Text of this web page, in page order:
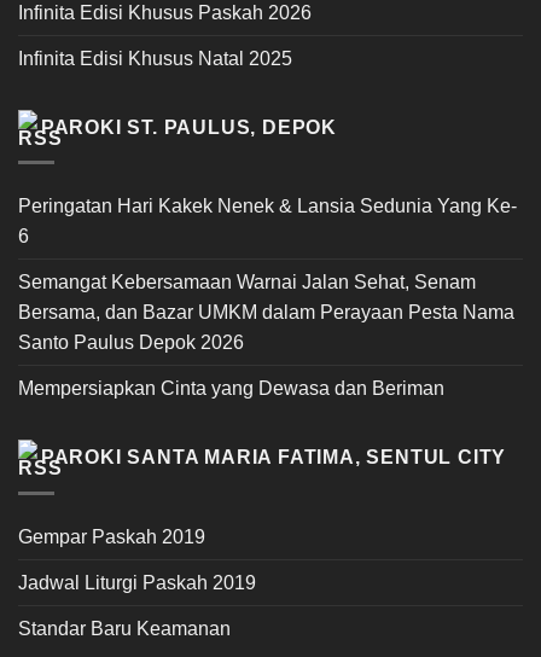
Infinita Edisi Khusus Paskah 2026
Infinita Edisi Khusus Natal 2025
PAROKI ST. PAULUS, DEPOK
Peringatan Hari Kakek Nenek & Lansia Sedunia Yang Ke-
6
Semangat Kebersamaan Warnai Jalan Sehat, Senam
Bersama, dan Bazar UMKM dalam Perayaan Pesta Nama
Santo Paulus Depok 2026
Mempersiapkan Cinta yang Dewasa dan Beriman
PAROKI SANTA MARIA FATIMA, SENTUL CITY
Gempar Paskah 2019
Jadwal Liturgi Paskah 2019
Standar Baru Keamanan